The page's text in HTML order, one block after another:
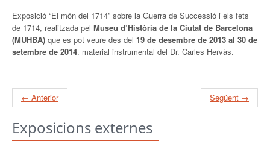
Exposició “El món del 1714” sobre la Guerra de Successió i els fets
de 1714, realitzada pel Museu d’Història de la Ciutat de Barcelona
(MUHBA) que es pot veure des del 19 de desembre de 2013 al 30 de
setembre de 2014. material instrumental del Dr. Carles Hervàs.
← Anterior Següent →
Exposicions externes